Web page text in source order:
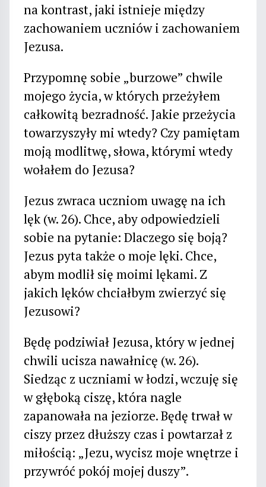
na kontrast, jaki istnieje między
zachowaniem uczniów i zachowaniem
Jezusa.
Przypomnę sobie „burzowe” chwile
mojego życia, w których przeżyłem
całkowitą bezradność. Jakie przeżycia
towarzyszyły mi wtedy? Czy pamiętam
moją modlitwę, słowa, którymi wtedy
wołałem do Jezusa?
Jezus zwraca uczniom uwagę na ich
lęk (w. 26). Chce, aby odpowiedzieli
sobie na pytanie: Dlaczego się boją?
Jezus pyta także o moje lęki. Chce,
abym modlił się moimi lękami. Z
jakich lęków chciałbym zwierzyć się
Jezusowi?
Będę podziwiał Jezusa, który w jednej
chwili ucisza nawałnicę (w. 26).
Siedząc z uczniami w łodzi, wczuję się
w głęboką ciszę, która nagle
zapanowała na jeziorze. Będę trwał w
ciszy przez dłuższy czas i powtarzał z
miłością: „Jezu, wycisz moje wnętrze i
przywróć pokój mojej duszy”.